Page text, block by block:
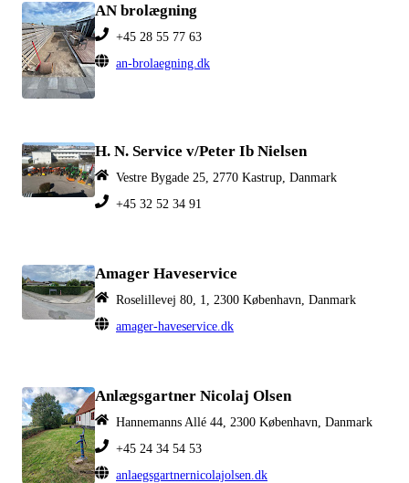
AN brolægning
+45 28 55 77 63
an-brolaegning.dk
H. N. Service v/Peter Ib Nielsen
Vestre Bygade 25, 2770 Kastrup, Danmark
+45 32 52 34 91
Amager Haveservice
Roselillevej 80, 1, 2300 København, Danmark
amager-haveservice.dk
Anlægsgartner Nicolaj Olsen
Hannemanns Allé 44, 2300 København, Danmark
+45 24 34 54 53
anlaegsgartnernicolajolsen.dk